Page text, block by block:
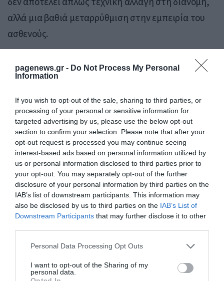
pagenews.gr - Do Not Process My Personal
Information
If you wish to opt-out of the sale, sharing to third parties, or
processing of your personal or sensitive information for
targeted advertising by us, please use the below opt-out
section to confirm your selection. Please note that after your
opt-out request is processed you may continue seeing
interest-based ads based on personal information utilized by
us or personal information disclosed to third parties prior to
your opt-out. You may separately opt-out of the further
disclosure of your personal information by third parties on the
IAB’s list of downstream participants. This information may
also be disclosed by us to third parties on the IAB’s List of
Downstream Participants that may further disclose it to other
Please note that this website/app uses one or more Google
not limited to your visit or usage behaviour. You may click to
grant or deny consent to Google and its third-party tags to
Personal Data Processing Opt Outs
I want to opt-out of the Sharing of my
personal data.
αλλά μια βαθιά μεταρρύθμιση στην εμπειρία του
ασθενούς.
Και πολιτικά, για τον Άδωνι Γεωργιάδη, αποτελεί
ένα από τα πιο ισχυρά παραδείγματα της
προβλημάτων του ΕΣΥ σε “χειροπιαστές λύσεις”
με άμεσο κοινωνικό αποτύπωμα.
Πηγή: pagenews.gr